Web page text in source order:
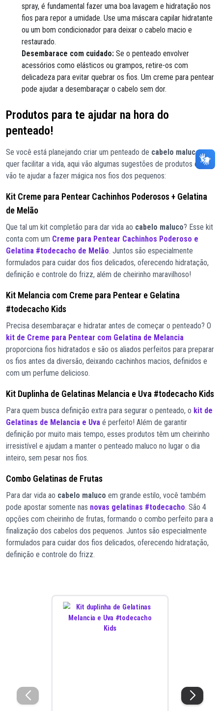
spray, é fundamental fazer uma boa lavagem e hidratação nos
fios para repor a umidade. Use uma máscara capilar hidratante
ou um bom condicionador para deixar o cabelo macio e
restaurado.
Desembarace com cuidado: Se o penteado envolver
acessórios como elásticos ou grampos, retire-os com
delicadeza para evitar quebrar os fios. Um creme para pentear
pode ajudar a desembaraçar o cabelo sem dor.
Produtos para te ajudar na hora do
penteado!
Se você está planejando criar um penteado de cabelo malucoe
quer facilitar a vida, aqui vão algumas sugestões de produtos que
vão te ajudar a fazer mágica nos fios dos pequenos:
Kit Creme para Pentear Cachinhos Poderosos + Gelatina
de Melão
Que tal um kit completão para dar vida ao cabelo maluco? Esse kit
conta com um Creme para Pentear Cachinhos Poderoso e
Gelatina #todecacho de Melão. Juntos são especialmente
formulados para cuidar dos fios delicados, oferecendo hidratação,
definição e controle do frizz, além de cheirinho maravilhoso!
Kit Melancia com Creme para Pentear e Gelatina
#todecacho Kids
Precisa desembaraçar e hidratar antes de começar o penteado? O
kit de Creme para Pentear com Gelatina de Melancia
proporciona fios hidratados e são os aliados perfeitos para preparar
os fios antes da diversão, deixando cachinhos macios, definidos e
com um perfume delicioso.
Kit Duplinha de Gelatinas Melancia e Uva #todecacho Kids
Para quem busca definição extra para segurar o penteado, o kit de
Gelatinas de Melancia e Uva é perfeito! Além de garantir
definição por muito mais tempo, esses produtos têm um cheirinho
irresistível e ajudam a manter o penteado maluco no lugar o dia
inteiro, sem pesar nos fios.
Combo Gelatinas de Frutas
Para dar vida ao cabelo maluco em grande estilo, você também
pode apostar somente nas novas gelatinas #todecacho. São 4
opções com cheirinho de frutas, formando o combo perfeito para a
finalização dos cabelos dos pequenos. Juntos são especialmente
formulados para cuidar dos fios delicados, oferecendo hidratação,
definição e controle do frizz.